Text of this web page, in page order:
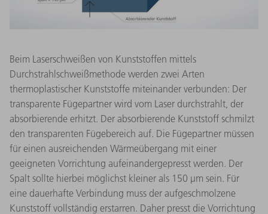
Beim Laserschweißen von Kunststoffen mittels
Durchstrahlschweißmethode werden zwei Arten
thermoplastischer Kunststoffe miteinander verbunden: Der
transparente Fügepartner wird vom Laser durchstrahlt, der
absorbierende erhitzt. Der absorbierende Kunststoff schmilzt
den transparenten Fügebereich auf. Die Fügepartner müssen
für einen ausreichenden Wärmeübergang mit einer
geeigneten Vorrichtung aufeinandergepresst werden. Der
Spalt sollte hierbei möglichst kleiner als 150 μm sein. Für
eine dauerhafte Verbindung muss der aufgeschmolzene
Kunststoff vollständig erstarren. Daher presst die Vorrichtung